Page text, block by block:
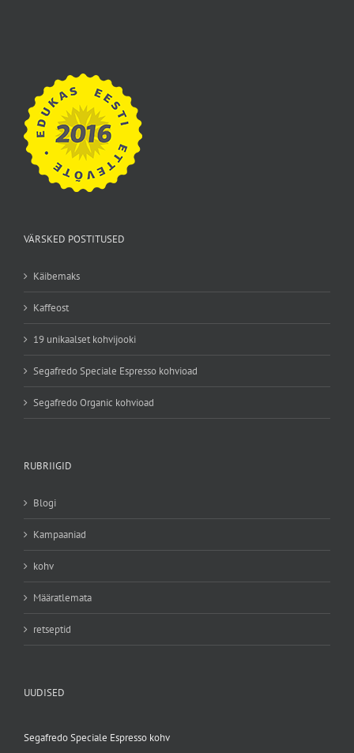
VÄRSKED POSTITUSED
Käibemaks
Kaffeost
19 unikaalset kohvijooki
Segafredo Speciale Espresso kohvioad
Segafredo Organic kohvioad
RUBRIIGID
Blogi
Kampaaniad
kohv
Määratlemata
retseptid
UUDISED
Segafredo Speciale Espresso kohv